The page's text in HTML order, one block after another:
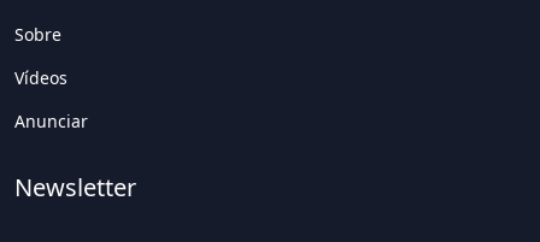
Sobre
Vídeos
Anunciar
Newsletter